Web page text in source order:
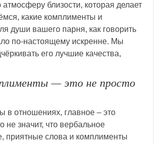
близости, которая делает
какие комплименты и
души вашего парня, как говорить
по-настоящему искренне. Мы
его лучшие качества,
— это не просто
в отношениях, главное – это
не значит, что вербальное
приятные слова и комплименты